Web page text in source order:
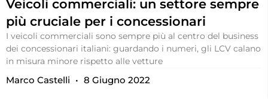
Veicoli commerciali: un settore sempre
più cruciale per i concessionari
I veicoli commerciali sono sempre più al centro del business
dei concessionari italiani: guardando i numeri, gli LCV calano
in misura minore rispetto alle vetture
Marco Castelli 8 Giugno 2022